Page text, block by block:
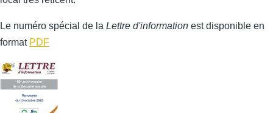
Le numéro spécial de la Lettre d'information est disponible en
format PDF